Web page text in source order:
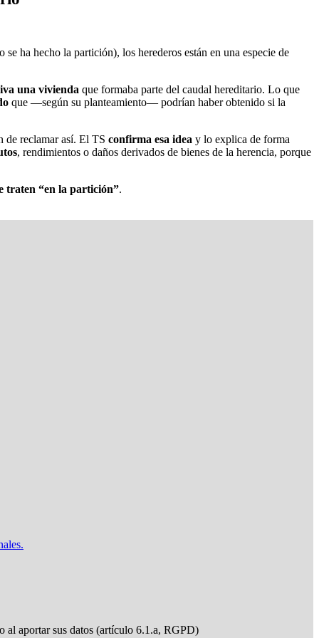
se ha hecho la partición), los herederos están en una especie de
una vivienda que formaba parte del caudal hereditario. Lo que
que —según su planteamiento— podrían haber obtenido si la
de reclamar así. El TS confirma esa idea y lo explica de forma
, rendimientos o daños derivados de bienes de la herencia, porque
traten “en la partición”.
al aportar sus datos (artículo 6.1.a, RGPD)